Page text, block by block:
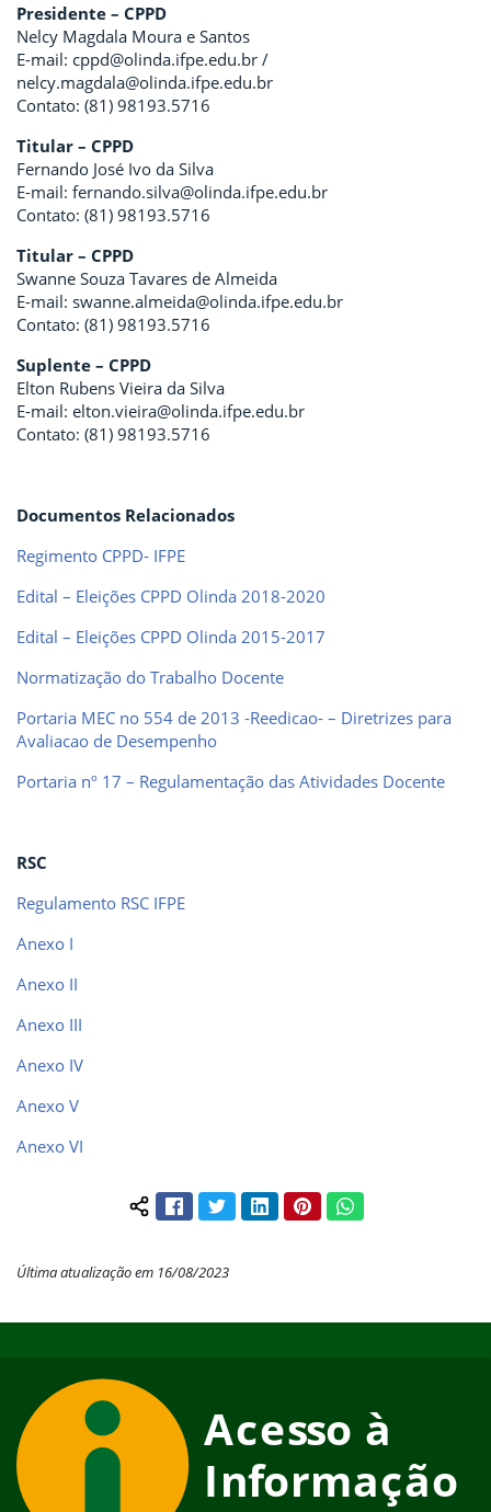
Presidente – CPPD
Nelcy Magdala Moura e Santos
E-mail: cppd@olinda.ifpe.edu.br /
nelcy.magdala@olinda.ifpe.edu.br
Contato: (81) 98193.5716
Titular – CPPD
Fernando José Ivo da Silva
E-mail: fernando.silva@olinda.ifpe.edu.br
Contato: (81) 98193.5716
Titular – CPPD
Swanne Souza Tavares de Almeida
E-mail: swanne.almeida@olinda.ifpe.edu.br
Contato: (81) 98193.5716
Suplente – CPPD
Elton Rubens Vieira da Silva
E-mail: elton.vieira@olinda.ifpe.edu.br
Contato: (81) 98193.5716
Documentos Relacionados
Regimento CPPD- IFPE
Edital – Eleições CPPD Olinda 2018-2020
Edital – Eleições CPPD Olinda 2015-2017
Normatização do Trabalho Docente
Portaria MEC no 554 de 2013 -Reedicao- – Diretrizes para
Avaliacao de Desempenho
Portaria nº 17 – Regulamentação das Atividades Docente
RSC
Regulamento RSC IFPE
Anexo I
Anexo II
Anexo III
Anexo IV
Anexo V
Anexo VI
Compartilhar conteúdo:
FacebookTwitterLinkedInPinterestWhatsApp
Última atualização em 16/08/2023